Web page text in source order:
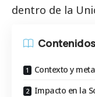
dentro de la
Contenidos
Contexto y
Impacto en la